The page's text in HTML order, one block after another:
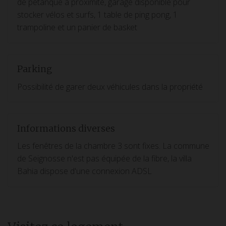
stocker vélos et surfs, 1 table de ping pong, 1
trampoline et un panier de basket
Parking
Possibilité de garer deux véhicules dans la propriété
Informations diverses
Les fenêtres de la chambre 3 sont fixes. La commune
de Seignosse n'est pas équipée de la fibre, la villa